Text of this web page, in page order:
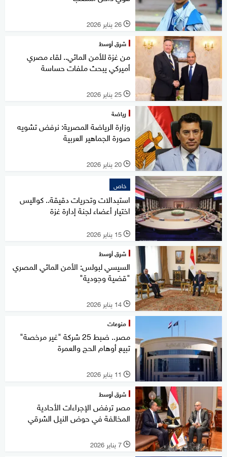
l 26 يناير 2026
شرق أوسط
من غزة للأمن المائي.. لقاء مصري
أميركي يبحث ملفات حساسة
l 25 يناير 2026
رياضة
وزارة الرياضة المصرية: نرفض تشويه
صورة الجماهير العربية
l 20 يناير 2026
خاص
استبدالات وتحريات دقيقة.. كواليس
اختيار أعضاء لجنة إدارة غزة
l 15 يناير 2026
شرق أوسط
السيسي لبولس: الأمن المائي المصري
"قضية وجودية"
l 14 يناير 2026
منوعات
مصر.. ضبط 25 شركة "غير مرخصة"
تبيع أوهام الحج والعمرة
l 11 يناير 2026
شرق أوسط
مصر ترفض الإجراءات الأحادية
المخالفة في حوض النيل الشرقي
l 7 يناير 2026